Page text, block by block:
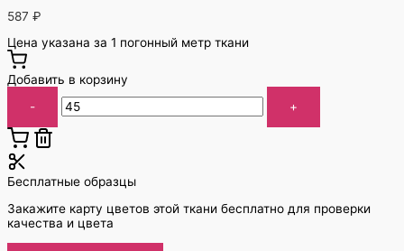
587 ₽
Цена указана за 1 погонный метр ткани
Добавить в корзину
-
+
Бесплатные образцы
Закажите карту цветов этой ткани бесплатно для проверки
качества и цвета